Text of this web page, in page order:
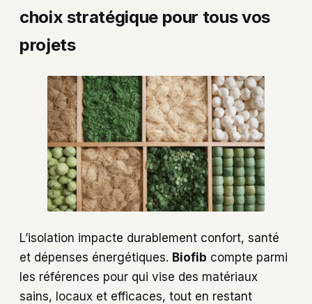
choix stratégique pour tous vos
projets
L’isolation impacte durablement confort, santé
et dépenses énergétiques. Biofib compte parmi
les références pour qui vise des matériaux
sains, locaux et efficaces, tout en restant